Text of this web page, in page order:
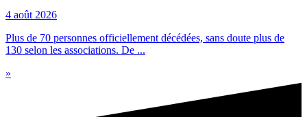
4 août 2026
Plus de 70 personnes officiellement décédées, sans doute plus de
130 selon les associations. De ...
»